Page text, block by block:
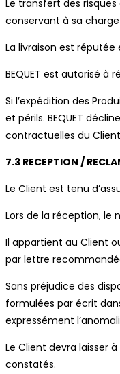
Le transfert des
conservant à sa
La livraison est
BEQUET est autorisé à
Si l’expédition des
et périls. BEQUET
contractuelles du
7.3 RECEPTION /
Le Client est tenu
Lors de la réception, le
Il appartient au Client
par lettre
Sans préjudice des
formulées par écrit
expressément
Le Client devra laisser
constatés.